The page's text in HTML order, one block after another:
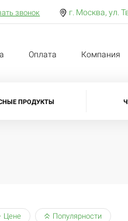
звонок г. Москва, ул.
Оплата Компания
ПРОДУКТЫ
Цене Популярности